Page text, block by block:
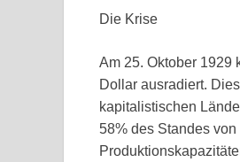
Die Krise
Am 25. Oktober 1929
Dollar ausradiert.
kapitalistischen
58% des Standes